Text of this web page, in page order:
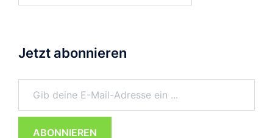
Jetzt abonnieren
Gib deine E-Mail-Adresse ein ...
ABONNIEREN